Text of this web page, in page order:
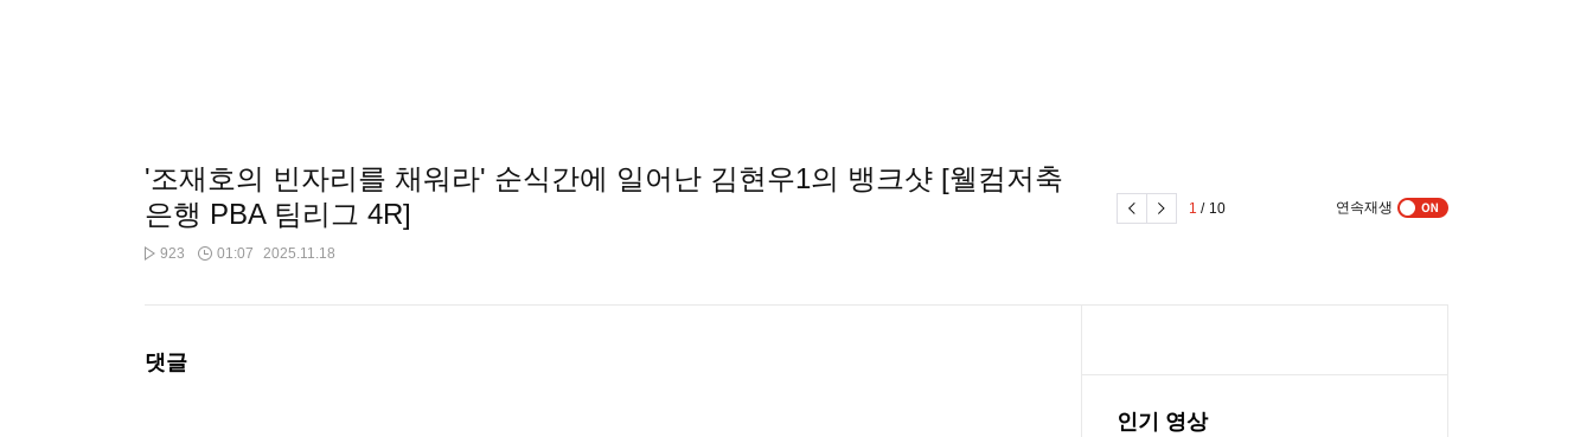
1 / 10 연속재생
'조재호의 빈자리를 채워라' 순식간에 일어난 김현우1의 뱅크샷 [웰컴저축
은행 PBA 팀리그 4R]
923 01:07 2025.11.18
댓글
인기 영상